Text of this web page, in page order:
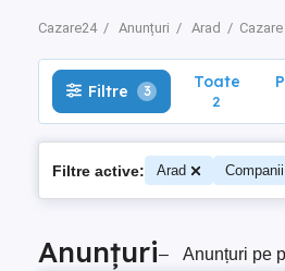
Cazare24 Anunțuri Arad
Filtre 3 Toate
2
Filtre active: Arad Companii
Anunțuri– Anunțuri pe